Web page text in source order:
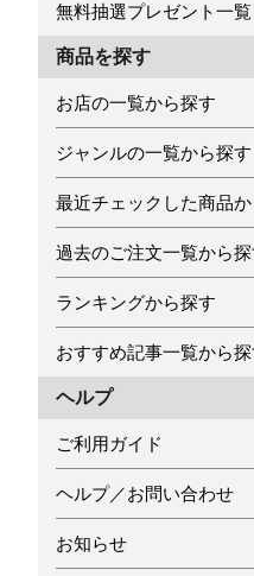
無料抽選プレゼント一覧
商品を探す
お店の一覧から探す
ジャンルの一覧から探す
最近チェックした商品
過去のご注文一覧から探
ランキングから探す
おすすめ記事一覧から探
ヘルプ
ご利用ガイド
ヘルプ／お問い合わせ
お知らせ